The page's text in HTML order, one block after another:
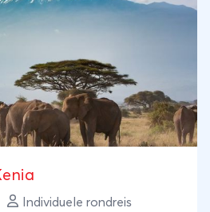
Individuele rondreis